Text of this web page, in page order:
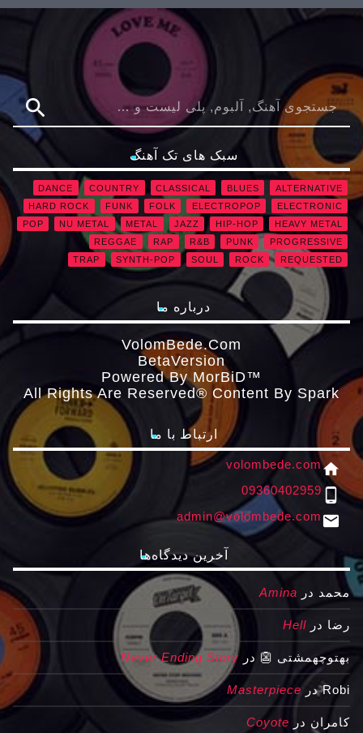
search
سبک های تک آهنگ
ALTERNATIVE
BLUES
CLASSICAL
COUNTRY
DANCE
ELECTRONIC
ELECTROPOP
FOLK
FUNK
HARD ROCK
HEAVY METAL
HIP-HOP
JAZZ
METAL
NU METAL
POP
PROGRESSIVE
PUNK
R&B
RAP
REGGAE
REQUESTED
ROCK
SOUL
SYNTH-POP
TRAP
درباره ما
VolomBede.com
ΒetaVersion
Powered By MorBiD™
All Rights Are Reserved® Content By Spark
ارتباط با ما
home
volombede.com
phone_android
09360402959
email
admin@volombede.com
آخرین دیدگاه‌ها
محمد در Amina
رضا در Hell
بهتوچهمشتی 👺 در Never Ending Story
Robiدر Masterpiece
کامران در Coyote